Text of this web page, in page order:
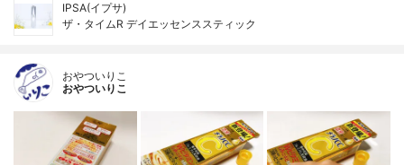
IPSA(イプサ)
ザ・タイムR デイエッセンススティック
おやついりこ
おやついりこ